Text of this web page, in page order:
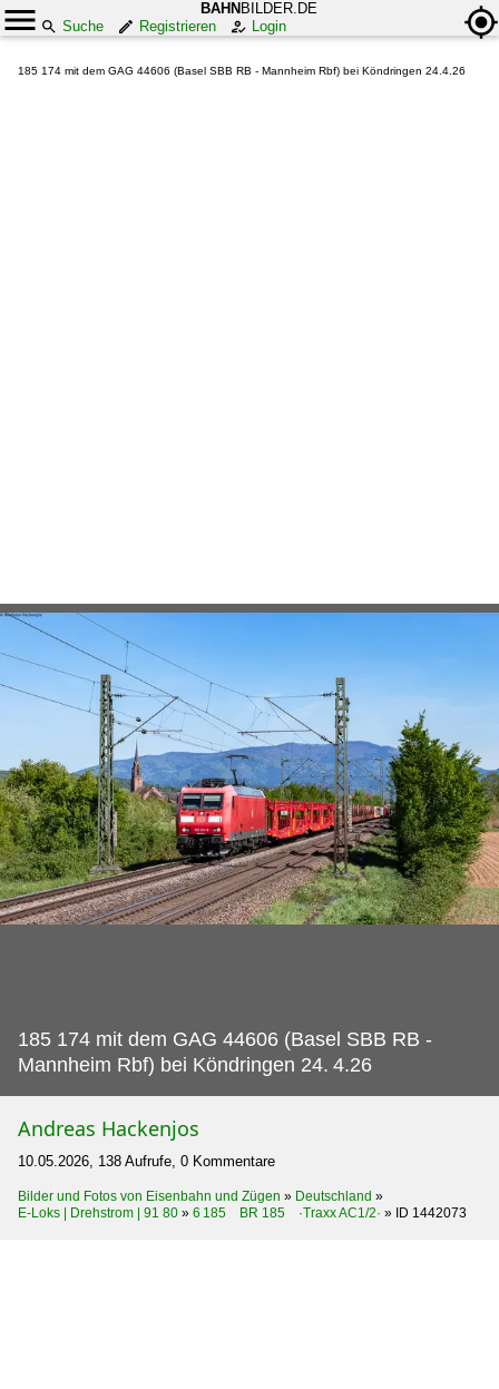
BAHN BILDER.DE
Suche
Registrieren Login
185 174 mit dem GAG 44606 (Basel SBB RB - Mannheim Rbf) bei Köndringen 24.4.26
185 174 mit dem GAG 44606 (Basel SBB RB -
Mannheim Rbf) bei Köndringen 24. 4.26
Andreas Hackenjos
10.05.2026, 138 Aufrufe, 0 Kommentare
Bilder und Fotos von Eisenbahn und Zügen » Deutschland »
E-Loks | Drehstrom | 91 80 » 6 185 BR 185 ·Traxx AC1/2· » ID 1442073